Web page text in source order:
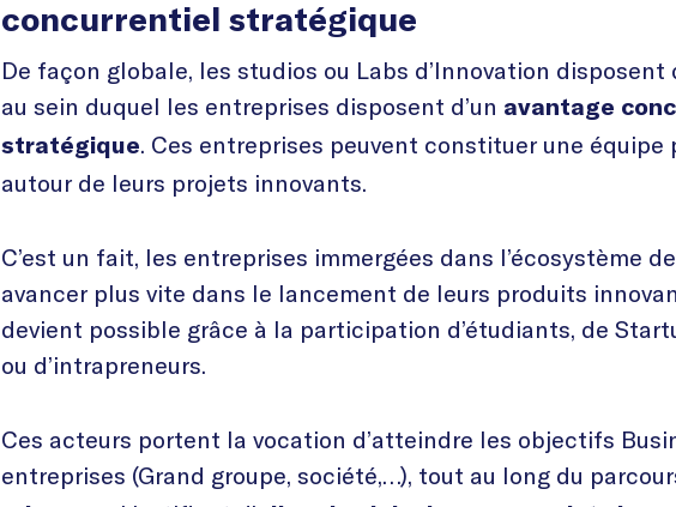
concurrentiel stratégique
De façon globale, les studios ou Labs d’Innovation disposent
au sein duquel les entreprises disposent d’un avantage
stratégique. Ces entreprises peuvent constituer une
autour de leurs projets innovants.
C’est un fait, les entreprises immergées dans l’écosystème
avancer plus vite dans le lancement de leurs produits
devient possible grâce à la participation d’étudiants, de
ou d’intrapreneurs.
Ces acteurs portent la vocation d’atteindre les objectifs
entreprises (Grand groupe, société,…), tout au long du